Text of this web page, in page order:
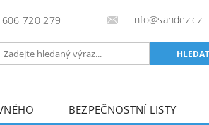
606 720 279 info@sandez.cz
BEZPEČNOSTNÍ LISTY